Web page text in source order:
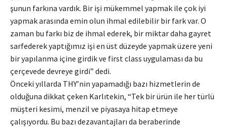
şunun farkına vardık. Bir işi mükemmel yapmak ile çok iyi
yapmak arasında emin olun ihmal edilebilir bir fark var. O
zaman bu farkı biz de ihmal ederek, bir miktar daha gayret
sarfederek yaptığımız işi en üst düzeyde yapmak üzere yeni
bir yapılanma içine girdik ve first class uygulaması da bu
çerçevede devreye girdi” dedi.
Önceki yıllarda THY’nin yapamadığı bazı hizmetlerin de
olduğuna dikkat çeken Karlıtekin, “Tek bir ürün ile her türlü
müşteri kesimi, menzil ve piyasaya hitap etmeye
çalışıyordu. Bu bazı dezavantajları da beraberinde